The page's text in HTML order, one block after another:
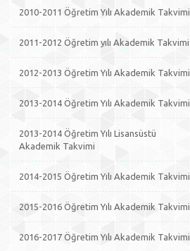
2010-2011 Öğretim Yılı Akademik Takvimi
2011-2012 Öğretim yılı Akademik Takvimi
2012-2013 Öğretim Yılı Akademik Takvimi
2013-2014 Öğretim Yılı Akademik Takvimi
2013-2014 Öğretim Yılı Lisansüstü
Akademik Takvimi
2014-2015 Öğretim Yılı Akademik Takvimi
2015-2016 Öğretim Yılı Akademik Takvimi
2016-2017 Öğretim Yılı Akademik Takvimi